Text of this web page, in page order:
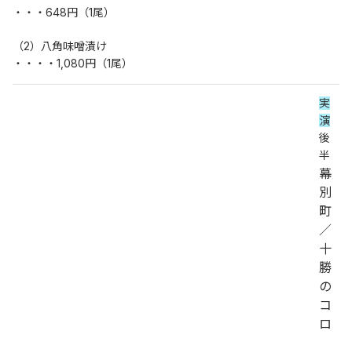
・・・648円（1尾）
（2）八角味噌漬け
・・・・1,080円（1尾）
実
演
後
半
幕
別
町
／
十
勝
の
コ
ロ